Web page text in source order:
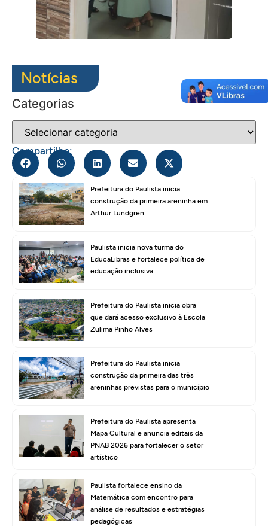
Notícias
Categorias
Compartilhe:
Prefeitura do Paulista inicia
construção da primeira areninha em
Arthur Lundgren
Paulista inicia nova turma do
EducaLibras e fortalece política de
educação inclusiva
Prefeitura do Paulista inicia obra
que dará acesso exclusivo à Escola
Zulima Pinho Alves
Prefeitura do Paulista inicia
construção da primeira das três
areninhas previstas para o município
Prefeitura do Paulista apresenta
Mapa Cultural e anuncia editais da
PNAB 2026 para fortalecer o setor
artístico
Paulista fortalece ensino da
Matemática com encontro para
análise de resultados e estratégias
pedagógicas